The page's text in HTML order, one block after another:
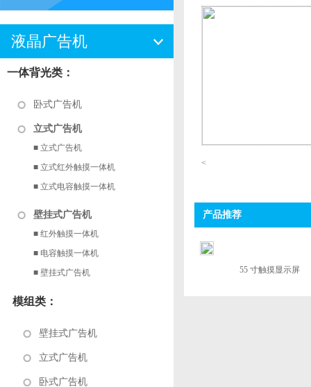
液晶广告机
一体背光类：
卧式广告机
立式广告机
■ 立式广告机
■ 立式红外触摸一体机
■ 立式电容触摸一体机
壁挂式广告机
■ 红外触摸一体机
■ 电容触摸一体机
■ 壁挂式广告机
模组类：
壁挂式广告机
立式广告机
卧式广告机
<
产品推荐
55 寸触摸显示屏